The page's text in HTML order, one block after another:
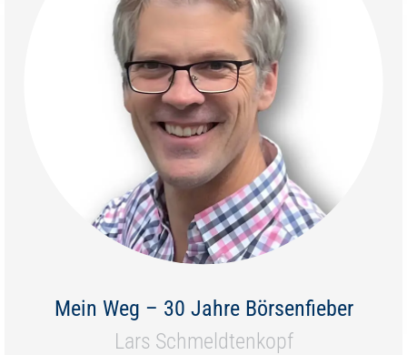
Mein Weg – 30 Jahre Börsenfieber
Lars Schmeldtenkopf